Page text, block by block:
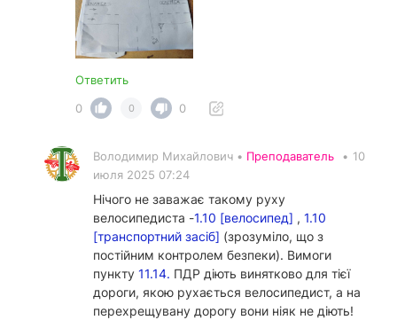
Ответить
0
0 0
Володимир Михайлович • Преподаватель • 10
июля 2025 07:24
Нічого не заважає такому руху
велосипедиста -1.10 [велосипед] , 1.10
[транспортний засіб] (зрозуміло, що з
постійним контролем безпеки). Вимоги
пункту 11.14. ПДР діють винятково для тієї
дороги, якою рухається велосипедист, а на
перехрещувану дорогу вони ніяк не діють!